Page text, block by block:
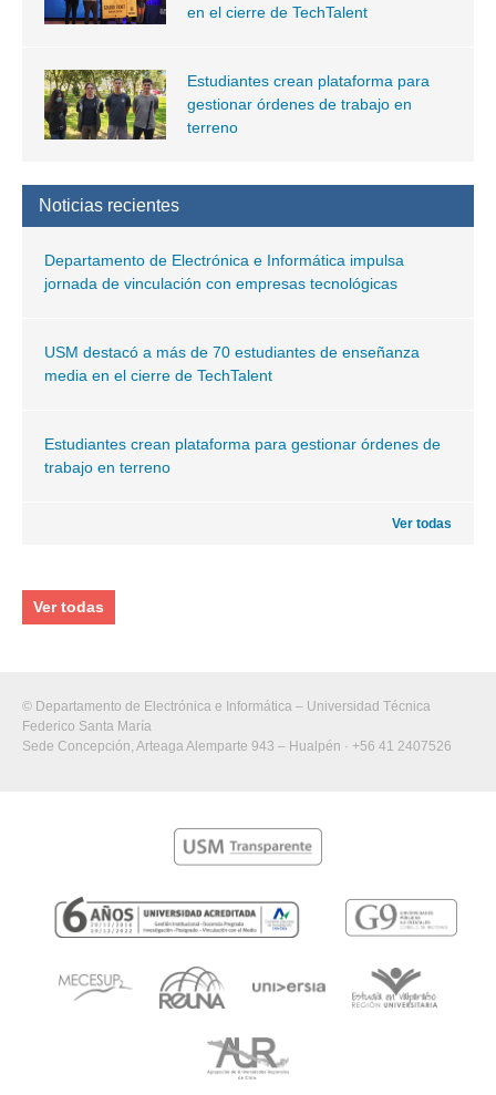
en el cierre de TechTalent
Estudiantes crean plataforma para
gestionar órdenes de trabajo en
terreno
Noticias recientes
Departamento de Electrónica e Informática impulsa
jornada de vinculación con empresas tecnológicas
USM destacó a más de 70 estudiantes de enseñanza
media en el cierre de TechTalent
Estudiantes crean plataforma para gestionar órdenes de
trabajo en terreno
Ver todas
Ver todas
© Departamento de Electrónica e Informática – Universidad Técnica
Federico Santa María
Sede Concepción, Arteaga Alemparte 943 – Hualpén · +56 41 2407526